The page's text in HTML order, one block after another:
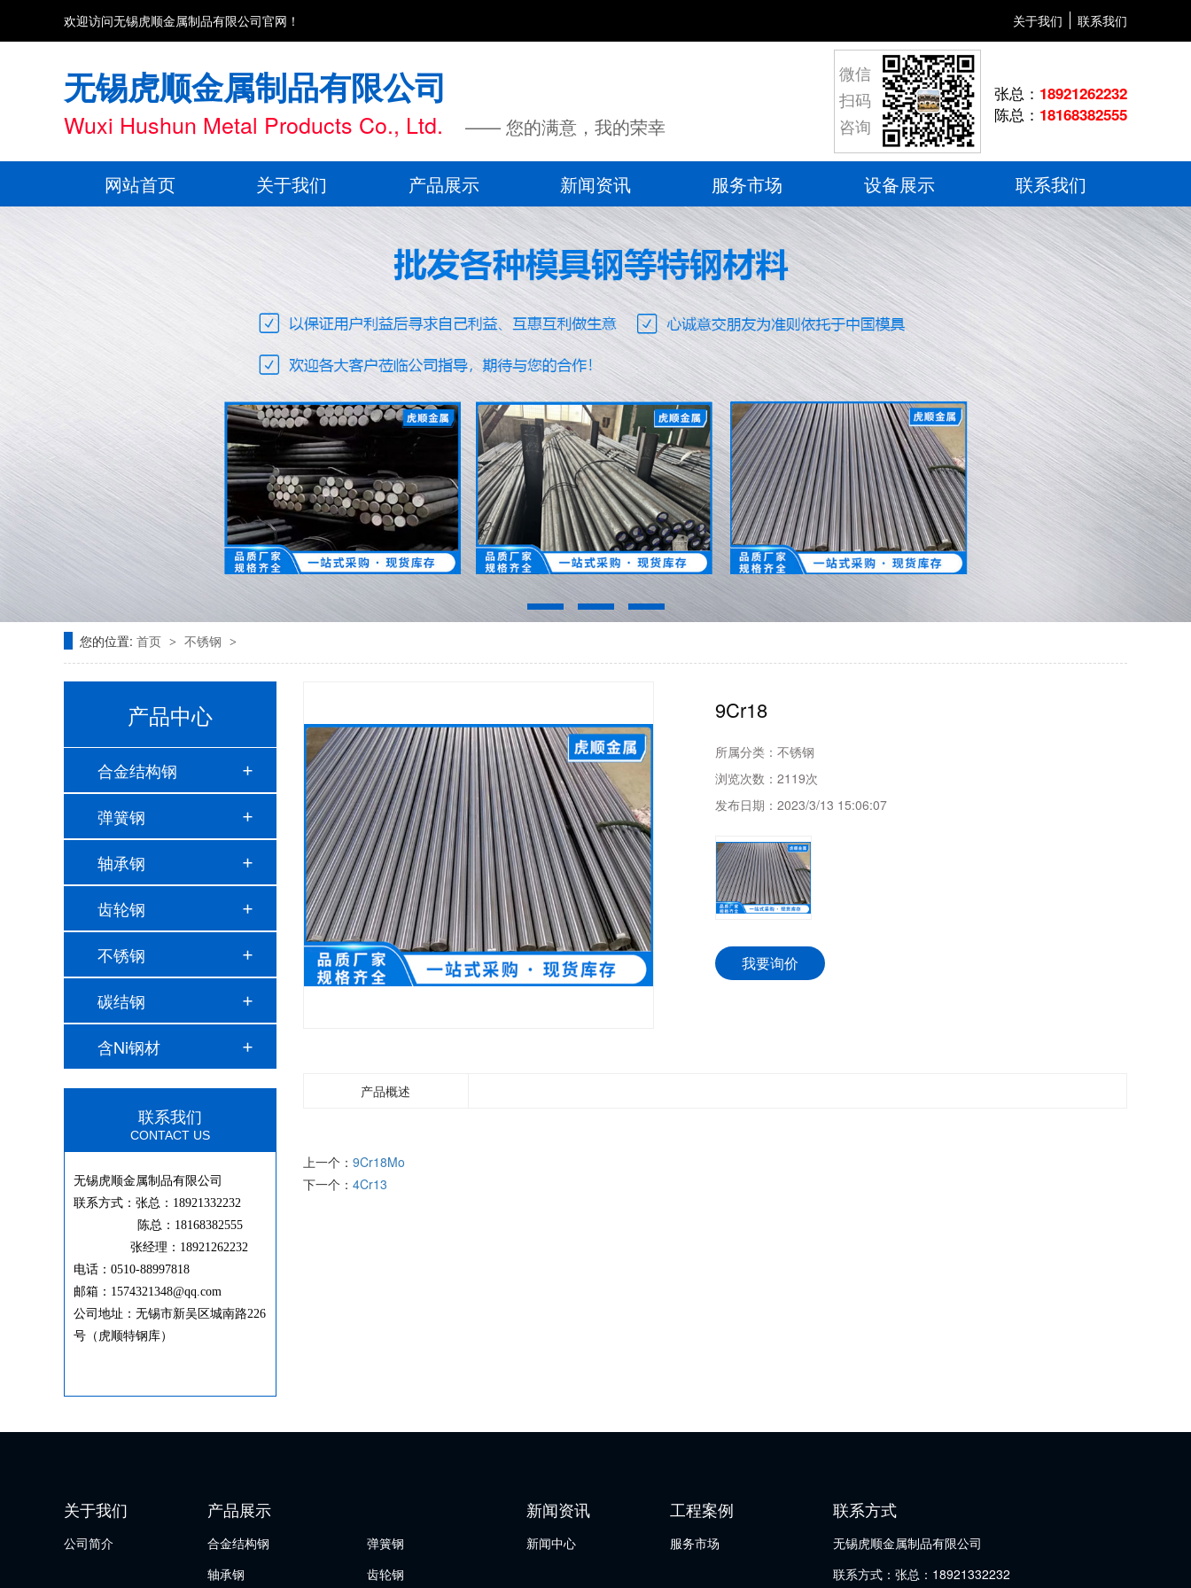
欢迎访问无锡虎顺金属制品有限公司官网！ 关于我们 联系我们
无锡虎顺金属制品有限公司
Wuxi Hushun Metal Products Co., Ltd. —— 您的满意，我的荣幸
微信
扫码
咨询
张总： 18921262232
陈总： 18168382555
网站首页 关于我们 产品展示 新闻资讯 服务市场 设备展示 联系我们
您的位置: 首页 > 不锈钢 >
产品中心
合金结构钢
弹簧钢
轴承钢
齿轮钢
不锈钢
碳结钢
含Ni钢材
联系我们
CONTACT US
无锡虎顺金属制品有限公司
联系方式：张总：18921332232
陈总：18168382555
张经理：18921262232
电话：0510-88997818
邮箱：1574321348@qq.com
公司地址：无锡市新吴区城南路226
号（虎顺特钢库）
9Cr18
所属分类： 不锈钢
浏览次数： 2119次
发布日期： 2023/3/13 15:06:07
我要询价
产品概述
上一个： 9Cr18Mo
下一个： 4Cr13
关于我们
公司简介
产品展示
合金结构钢
弹簧钢
轴承钢
齿轮钢
新闻资讯
新闻中心
工程案例
服务市场
联系方式
无锡虎顺金属制品有限公司
联系方式：张总：18921332232